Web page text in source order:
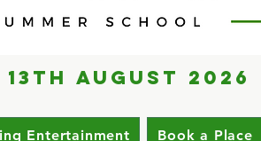
AUGUST 2026
Entertainment Book a Place